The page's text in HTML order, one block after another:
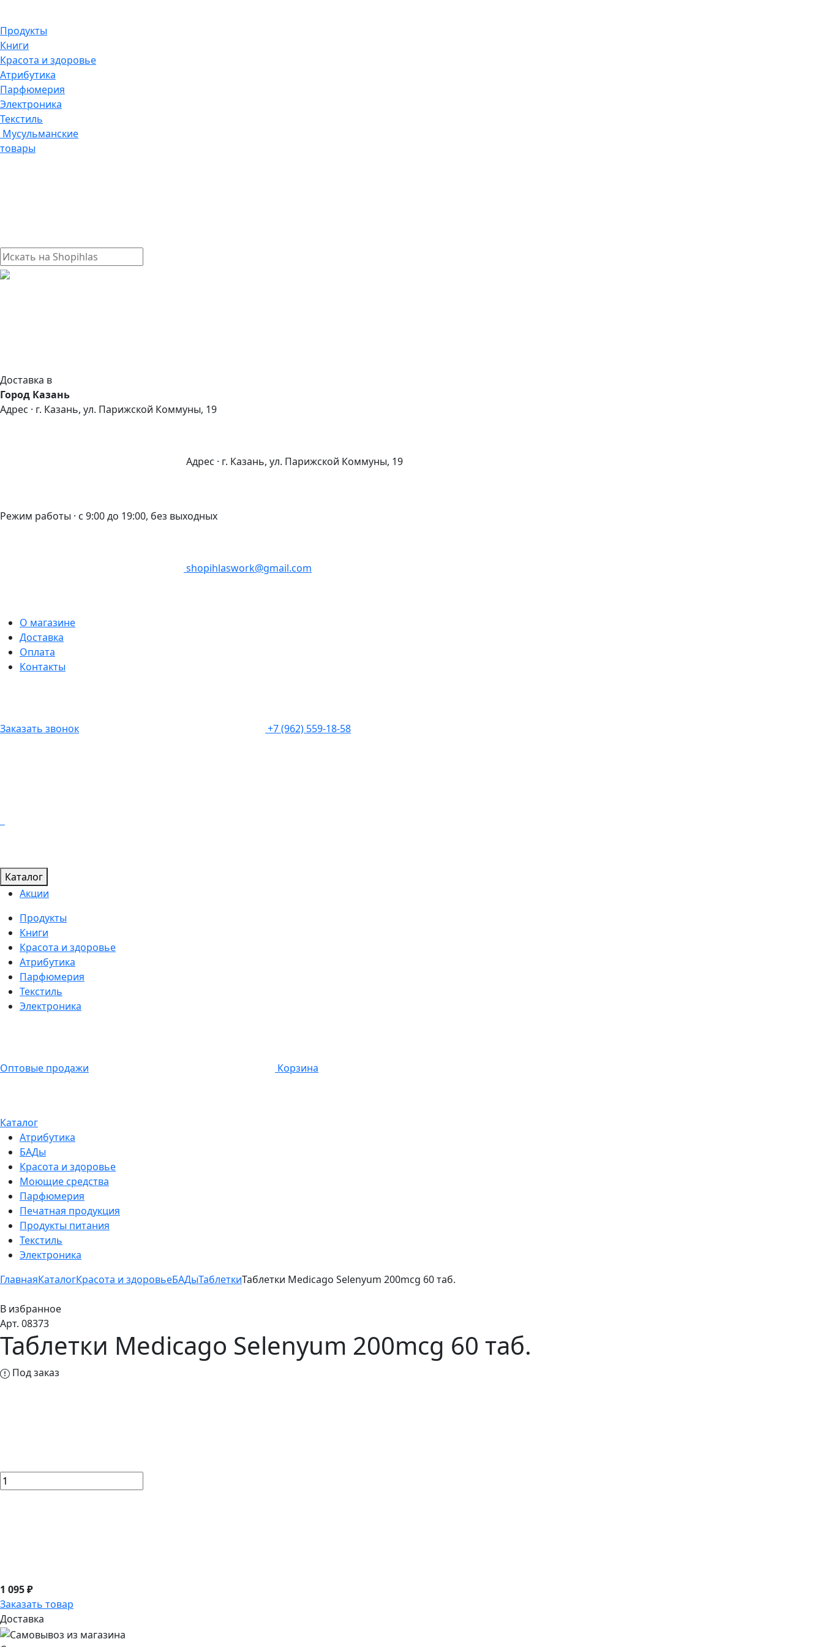
Продукты
Книги
Красота и здоровье
Атрибутика
Парфюмерия
Электроника
Текстиль
Мусульманские
товары
Доставка в
Город Казань
Адрес · г. Казань, ул. Парижской Коммуны, 19
Адрес · г. Казань, ул. Парижской Коммуны, 19
Режим работы · с 9:00 до 19:00, без выходных
shopihlaswork@gmail.com
О магазине
Доставка
Оплата
Контакты
Заказать звонок +7 (962) 559-18-58
Каталог
Акции
Продукты
Книги
Красота и здоровье
Атрибутика
Парфюмерия
Текстиль
Электроника
Оптовые продажи Корзина
Каталог
Атрибутика
БАДы
Красота и здоровье
Моющие средства
Парфюмерия
Печатная продукция
Продукты питания
Текстиль
Электроника
ГлавнаяКаталогКрасота и здоровьеБАДыТаблеткиТаблетки Medicago Selenyum 200mcg 60 таб.
В избранное
Арт. 08373
Таблетки Medicago Selenyum 200mcg 60 таб.
Под заказ
1 095 ₽
Заказать товар
Доставка